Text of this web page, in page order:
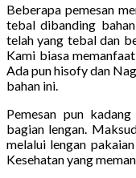
Beberapa pemesan
tebal dibanding
telah yang tebal dan
Kami biasa
Ada pun hisofy dan
bahan ini.
Pemesan pun
bagian lengan.
melalui lengan
Kesehatan yang